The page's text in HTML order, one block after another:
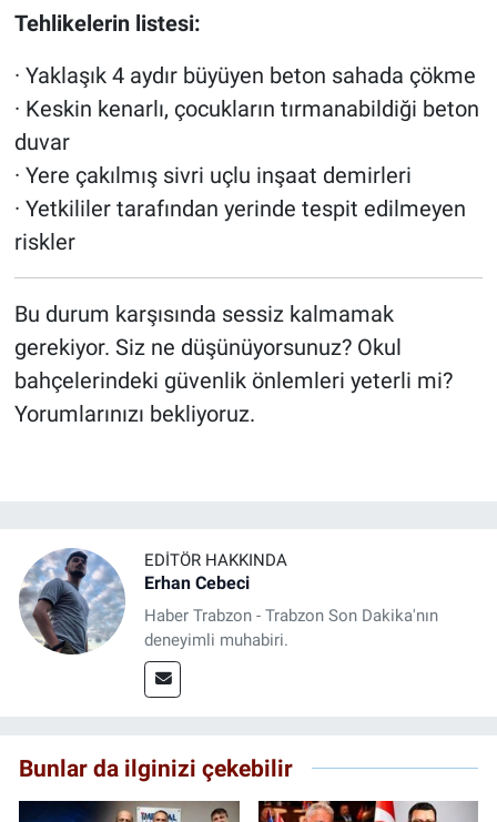
Tehlikelerin listesi:
· Yaklaşık 4 aydır büyüyen beton sahada çökme
· Keskin kenarlı, çocukların tırmanabildiği beton
duvar
· Yere çakılmış sivri uçlu inşaat demirleri
· Yetkililer tarafından yerinde tespit edilmeyen
riskler
Bu durum karşısında sessiz kalmamak
gerekiyor. Siz ne düşünüyorsunuz? Okul
bahçelerindeki güvenlik önlemleri yeterli mi?
Yorumlarınızı bekliyoruz.
EDITÖR HAKKINDA
Erhan Cebeci
Haber Trabzon - Trabzon Son Dakika'nın
deneyimli muhabiri.
Bunlar da ilginizi çekebilir